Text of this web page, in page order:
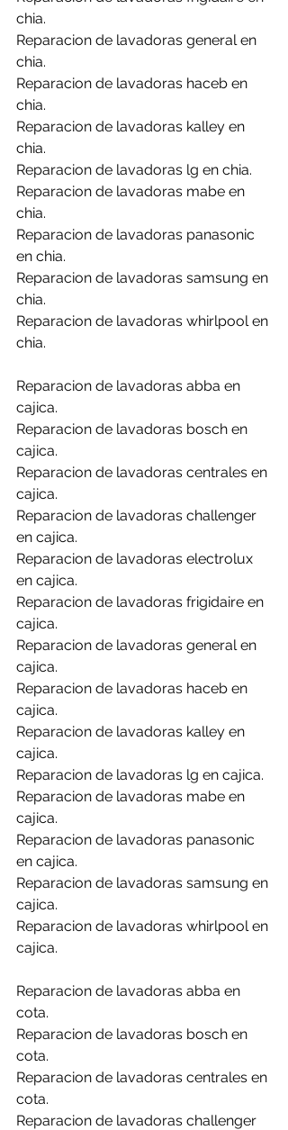
chia.
Reparacion de lavadoras general en
chia.
Reparacion de lavadoras haceb en
chia.
Reparacion de lavadoras kalley en
chia.
Reparacion de lavadoras lg en chia.
Reparacion de lavadoras mabe en
chia.
Reparacion de lavadoras panasonic
en chia.
Reparacion de lavadoras samsung en
chia.
Reparacion de lavadoras whirlpool en
chia.
Reparacion de lavadoras abba en
cajica.
Reparacion de lavadoras bosch en
cajica.
Reparacion de lavadoras centrales en
cajica.
Reparacion de lavadoras challenger
en cajica.
Reparacion de lavadoras electrolux
en cajica.
Reparacion de lavadoras frigidaire en
cajica.
Reparacion de lavadoras general en
cajica.
Reparacion de lavadoras haceb en
cajica.
Reparacion de lavadoras kalley en
cajica.
Reparacion de lavadoras lg en cajica.
Reparacion de lavadoras mabe en
cajica.
Reparacion de lavadoras panasonic
en cajica.
Reparacion de lavadoras samsung en
cajica.
Reparacion de lavadoras whirlpool en
cajica.
Reparacion de lavadoras abba en
cota.
Reparacion de lavadoras bosch en
cota.
Reparacion de lavadoras centrales en
cota.
Reparacion de lavadoras challenger